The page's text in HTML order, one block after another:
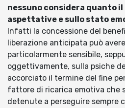
nessuno considera quanto
aspettative e sullo stato
Infatti la concessione del
liberazione anticipata può
particolarmente sensibile,
oggettivamente, sulla psiche
accorciato il termine del fine
fattore di ricarica emotiva che
detenute a perseguire sempre